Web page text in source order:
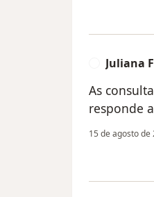
Juliana
As
responde
15 de agosto de